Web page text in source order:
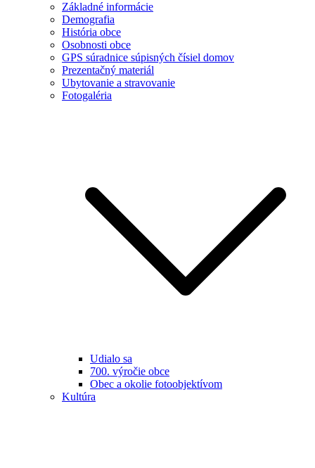
Základné informácie
Demografia
História obce
Osobnosti obce
GPS súradnice súpisných čísiel domov
Prezentačný materiál
Ubytovanie a stravovanie
Fotogaléria
Udialo sa
700. výročie obce
Obec a okolie fotoobjektívom
Kultúra